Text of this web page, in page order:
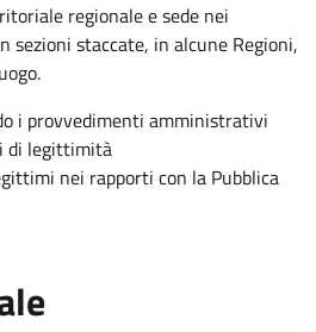
regionale e sede nei
sezioni staccate, in alcune Regioni,
i provvedimenti amministrativi
di legittimità
nei rapporti con la Pubblica